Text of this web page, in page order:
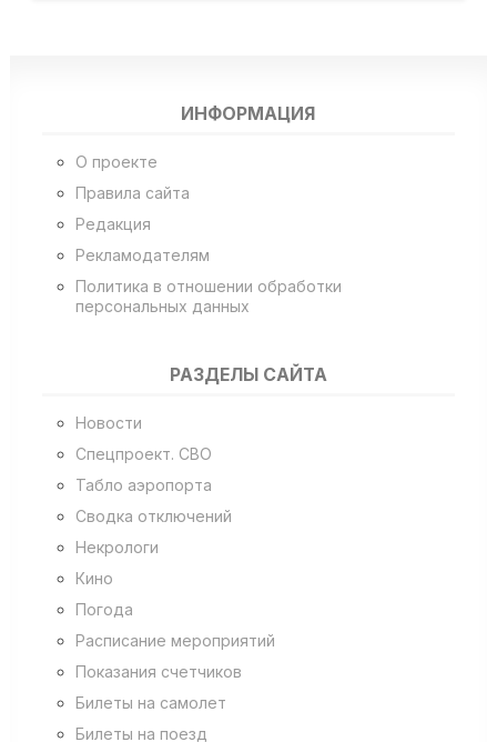
ИНФОРМАЦИЯ
О проекте
Правила сайта
Редакция
Рекламодателям
Политика в отношении обработки
персональных данных
РАЗДЕЛЫ САЙТА
Новости
Спецпроект. СВО
Табло аэропорта
Сводка отключений
Некрологи
Кино
Погода
Расписание мероприятий
Показания счетчиков
Билеты на самолет
Билеты на поезд